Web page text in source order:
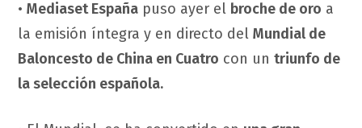
• Mediaset España puso ayer el broche de oro a
la emisión íntegra y en directo del Mundial de
Baloncesto de China en Cuatro con un triunfo de
la selección española.